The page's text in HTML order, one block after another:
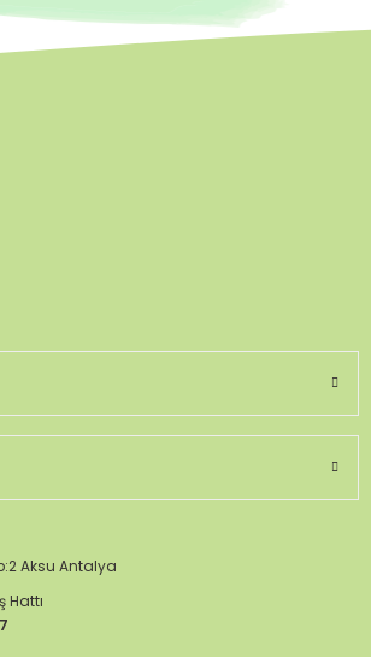
Aksu Antalya
Hattı